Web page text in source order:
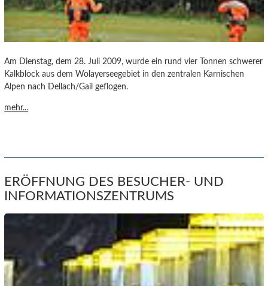
Am Dienstag, dem 28. Juli 2009, wurde ein rund vier Tonnen schwerer
Kalkblock aus dem Wolayerseegebiet in den zentralen Karnischen
Alpen nach Dellach/Gail geflogen.
mehr...
ERÖFFNUNG DES BESUCHER- UND
INFORMATIONSZENTRUMS